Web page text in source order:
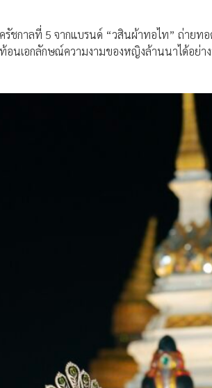
ชกาลที่ 5 จากแบรนด์ “วสินผ้าทอไท” ถ่ายท
นเอกลักษณ์ความงามของหญิงล้านนาได้อย่า